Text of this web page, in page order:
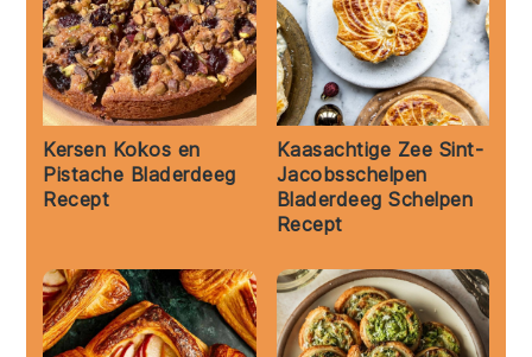
Kersen Kokos en
Pistache Bladerdeeg
Recept
Kaasachtige Zee Sint-
Jacobsschelpen
Bladerdeeg Schelpen
Recept